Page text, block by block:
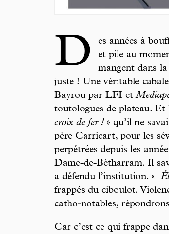
D
es années à
et pile au
mangent dans
juste ! Une véritable
Bayrou par LFI et
toutologues de plateau.
croix de fer ! » qu’il ne
père Carricart, pour les
perpétrées depuis les
Dame-de-Bétharram. Il
a défendu l’institution. «
frappés du ciboulot.
catho-notables,
Car c’est ce qui frappe